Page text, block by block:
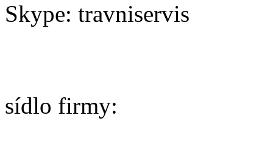
Skype: travniservis
sídlo firmy: